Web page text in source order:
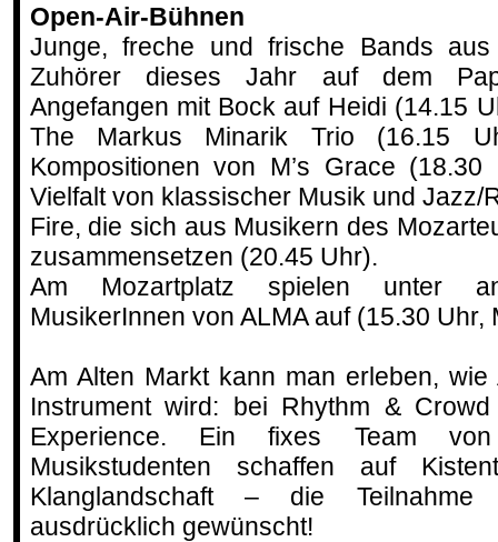
Open-Air-Bühnen
Junge, freche und frische Bands
Zuhörer dieses Jahr auf dem
Angefangen mit Bock auf Heidi (14.15
The Markus Minarik Trio (16.15
Kompositionen von M’s Grace
Vielfalt von klassischer Musik und Jazz/
Fire, die sich aus Musikern des
zusammensetzen (20.45 Uhr).
Am Mozartplatz spielen unter
MusikerInnen von ALMA auf (15.30 Uhr,
Am Alten Markt kann man erleben,
Instrument wird: bei Rhythm &
Experience. Ein fixes Team
Musikstudenten schaffen auf
Klanglandschaft – die
ausdrücklich gewünscht!